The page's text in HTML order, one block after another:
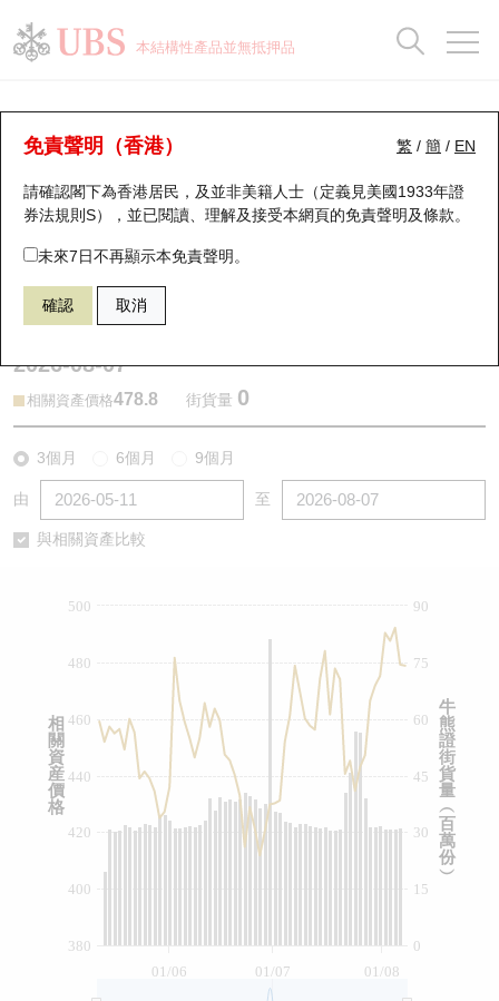
本結構性產品並無抵押品
繁 / 簡 / EN
免責聲明（香港）
請確認閣下為香港居民，及並非美籍人士（定義見美國1933年證
券法規則S），並已閱讀、理解及接受本網頁的免責聲明及條款。
未來7日不再顯示本免責聲明。
確認 取消
牛熊證分析儀
表現 街貨統計 比較
54752 瑞銀牛證 0700 騰訊控股
2026-08-07
相關資產價格478.8 街貨量 0
3個月 6個月 9個月
由 至
與相關資產比較
01/06 01/07 01/08
0
15
30
45
60
75
90
380
400
420
440
460
480
500
牛
熊
證
街
貨
量
︵
百
萬
份
︶
相
關
資
産
價
格
瑞銀認股證一覽
新發行瑞銀認股證
即將到期認股證
認股證到期結算價查詢
認股證分析儀
認股證/牛熊證日誌
街貨統計
比較
牛熊全景快搜
牛熊證搜尋
牛熊證街貨分佈圖
正股牛熊證列表
新發行瑞銀牛熊證
牛熊證到期結算價查詢
牛熊證文件及公告 (瑞信)
街貨統計
比較
十大升幅/跌幅
十大認股證成交分佈
十天股證佔大市成交
資金流
街貨統計
正股分析儀
二十大活躍股份
恒指成份股
國指成份股
科指成份股
中資ETFs溢價比較
收市競價變化
持股比重
顯示所有持股比重
每月輪證大市專題
輪證專欄
講座及教育短片
認股證投資者教育
牛熊證投資者教育